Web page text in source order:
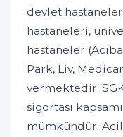
devlet
hastaneleri,
hastaneler
Park, Liv,
vermektedir.
sigortası
mümkündür.